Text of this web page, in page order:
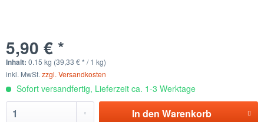
5,90 € *
Inhalt: 0.15 kg (39,33 € * / 1 kg)
inkl. MwSt. zzgl. Versandkosten
Sofort versandfertig, Lieferzeit ca. 1-3 Werktage
In den Warenkorb